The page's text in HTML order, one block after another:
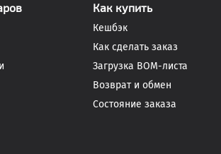
Как купить
Кешбэк
Как сделать заказ
Загрузка BOM-листа
Возврат и обмен
Состояние заказа